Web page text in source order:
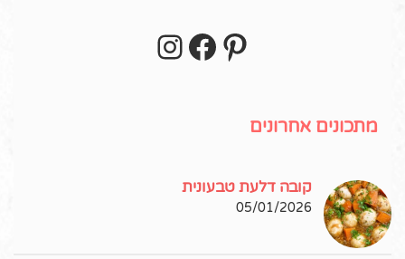
Pinterest
Facebook
מתכונים אחרונים
קובה דלעת טבעונית
05/01/2026